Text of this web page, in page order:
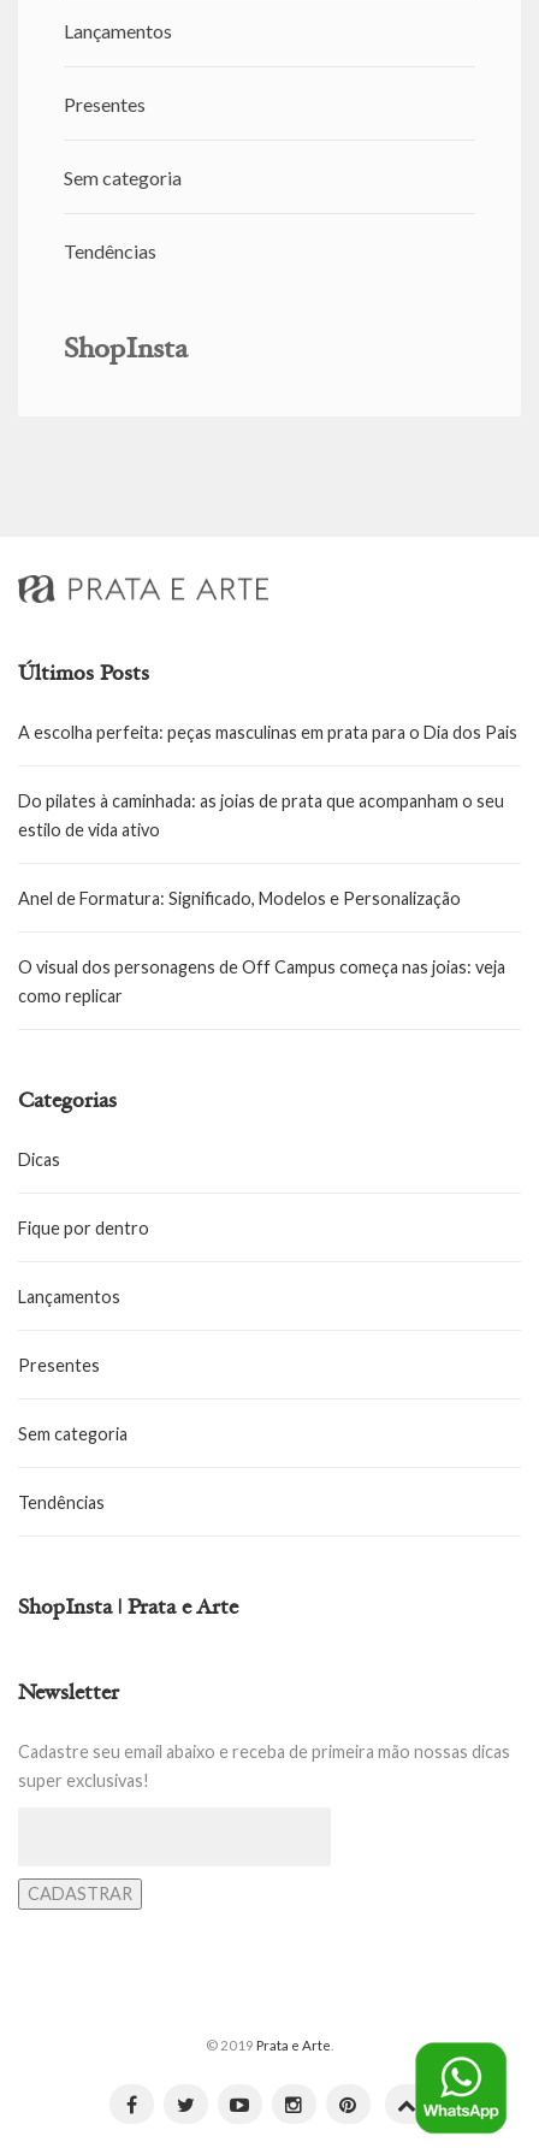
Lançamentos
Presentes
Sem categoria
Tendências
ShopInsta
Últimos Posts
A escolha perfeita: peças masculinas em prata para o Dia dos Pais
Do pilates à caminhada: as joias de prata que acompanham o seu
estilo de vida ativo
Anel de Formatura: Significado, Modelos e Personalização
O visual dos personagens de Off Campus começa nas joias: veja
como replicar
Categorias
Dicas
Fique por dentro
Lançamentos
Presentes
Sem categoria
Tendências
ShopInsta | Prata e Arte
Newsletter
Cadastre seu email abaixo e receba de primeira mão nossas dicas
super exclusivas!
© 2019 Prata e Arte